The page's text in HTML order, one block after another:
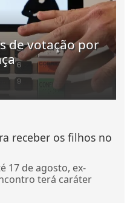
de votação por
receber os filhos no
17 de agosto, ex-
terá caráter